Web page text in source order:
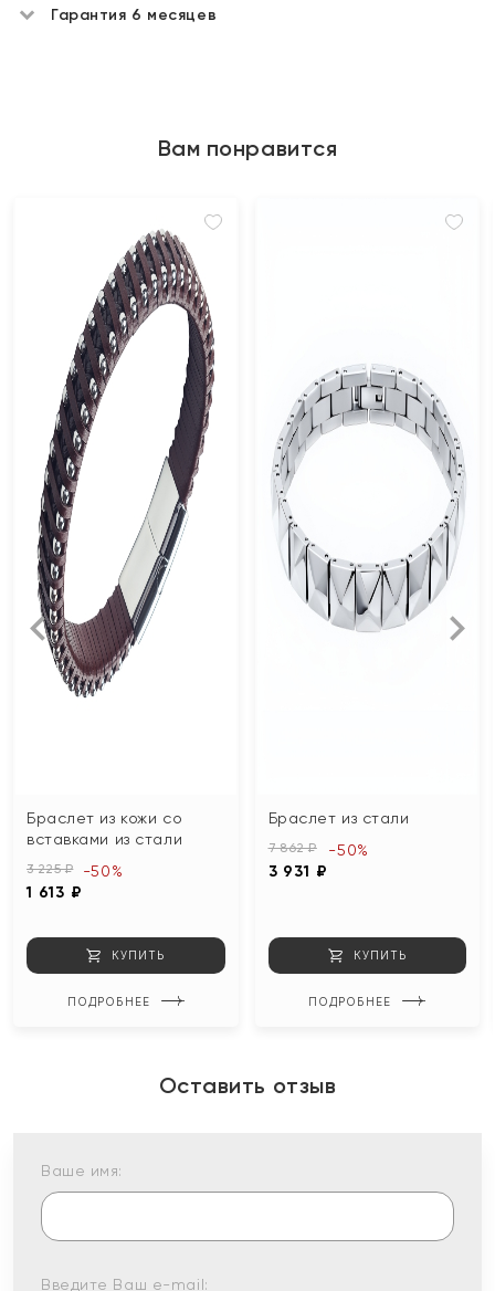
Гарантия 6 месяцев
Вам понравится
Браслет из кожи со
вставками из стали
3 225 ₽
1 613 ₽
-50%
КУПИТЬ
ПОДРОБНЕЕ
Браслет из стали
7 862 ₽
3 931 ₽
-50%
КУПИТЬ
ПОДРОБНЕЕ
Оставить отзыв
Ваше имя:
Введите Ваш e-mail: